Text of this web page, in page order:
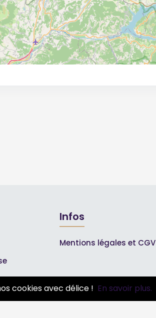
Infos
Mentions légales et CGV
cookies avec délice ! En savoir plus.